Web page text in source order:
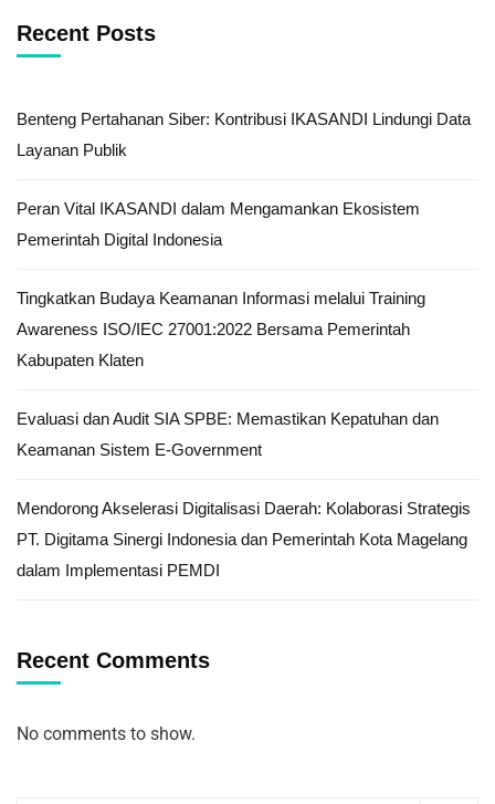
Recent Posts
Benteng Pertahanan Siber: Kontribusi IKASANDI Lindungi Data
Layanan Publik
Peran Vital IKASANDI dalam Mengamankan Ekosistem
Pemerintah Digital Indonesia
Tingkatkan Budaya Keamanan Informasi melalui Training
Awareness ISO/IEC 27001:2022 Bersama Pemerintah
Kabupaten Klaten
Evaluasi dan Audit SIA SPBE: Memastikan Kepatuhan dan
Keamanan Sistem E-Government
Mendorong Akselerasi Digitalisasi Daerah: Kolaborasi Strategis
PT. Digitama Sinergi Indonesia dan Pemerintah Kota Magelang
dalam Implementasi PEMDI
Recent Comments
No comments to show.